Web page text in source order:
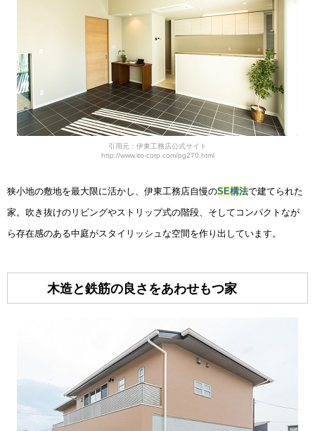
引用元：伊東工務店公式サイト
http://www.ito-corp.com/pg270.html
狭小地の敷地を最大限に活かし、伊東工務店自慢のSE構法で建てられた
家。吹き抜けのリビングやストリップ式の階段、そしてコンパクトなが
ら存在感のある中庭がスタイリッシュな空間を作り出しています。
木造と鉄筋の良さをあわせもつ家